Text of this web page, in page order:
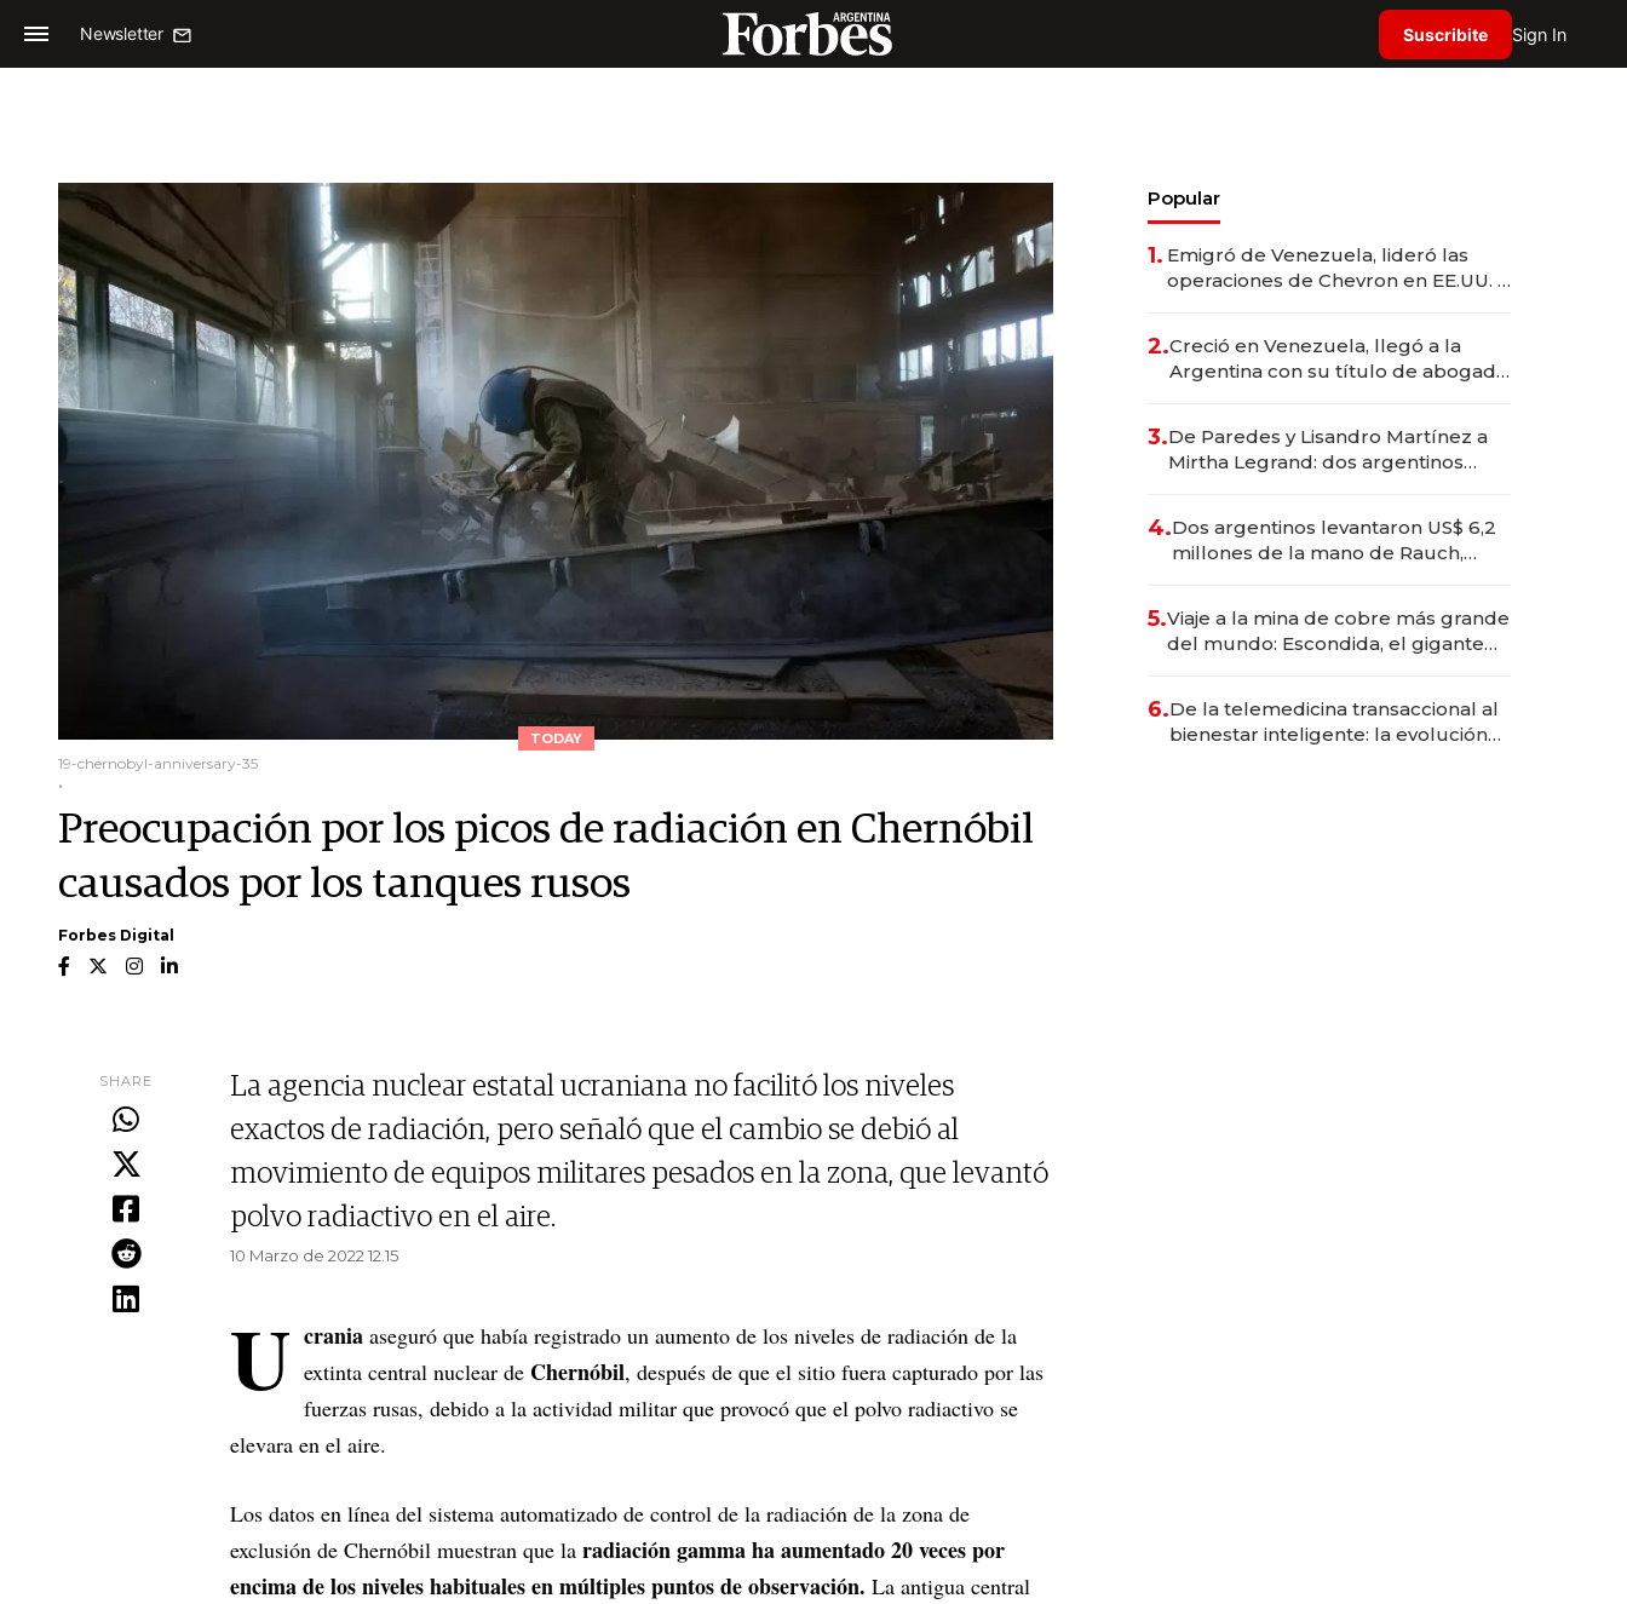
Newsletter Suscribite Sign In
TODAY
19-chernobyl-anniversary-35
.
Preocupación por los picos de radiación en Chernóbil
causados por los tanques rusos
Forbes Digital
SHARE
La agencia nuclear estatal ucraniana no facilitó los niveles
exactos de radiación, pero señaló que el cambio se debió al
movimiento de equipos militares pesados en la zona, que levantó
polvo radiactivo en el aire.
10 Marzo de 2022 12.15
U crania aseguró que había registrado un aumento de los niveles de radiación de la
extinta central nuclear de Chernóbil, después de que el sitio fuera capturado por las
fuerzas rusas, debido a la actividad militar que provocó que el polvo radiactivo se
elevara en el aire.
Los datos en línea del sistema automatizado de control de la radiación de la zona de
exclusión de Chernóbil muestran que la radiación gamma ha aumentado 20 veces por
encima de los niveles habituales en múltiples puntos de observación. La antigua central
Popular
1. Emigró de Venezuela, lideró las
operaciones de Chevron en EE.UU. y
2.Creció en Venezuela, llegó a la
Argentina con su título de abogado
marcas "fast premium"
3.De Paredes y Lisandro Martínez a
Mirtha Legrand: dos argentinos
deportivo y el cuidado corporal
4.Dos argentinos levantaron US$ 6,2
millones de la mano de Rauch,
5.Viaje a la mina de cobre más grande
del mundo: Escondida, el gigante
6.De la telemedicina transaccional al
bienestar inteligente: la evolución